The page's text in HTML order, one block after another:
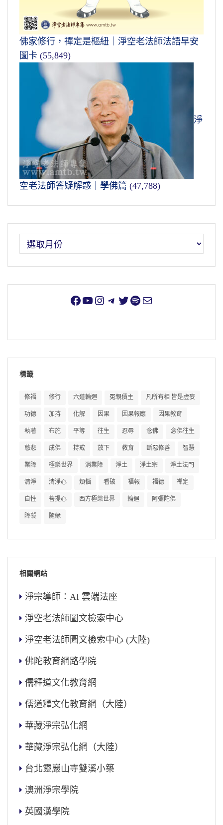
佛家修行，禪定是樞紐｜淨空老法師法語早安
圖卡 (55,849)
淨
空老法師答疑解惑｜學佛篇 (47,788)
標籤
修福 修行 六道輪迴 冤親債主 凡所有相 皆是虛妄
功德 加持 化解 因果 因果報應 因果教育
執著 布施 平等 往生 忍辱 念佛 念佛往生
慈悲 成佛 持戒 放下 教育 斷惡修善 智慧
業障 極樂世界 消業障 淨土 淨土宗 淨土法門
清淨 清淨心 煩惱 看破 福報 福德 禪定
自性 菩提心 西方極樂世界 輪迴 阿彌陀佛
障礙 隨緣
相關網站
淨宗導師：AI 雲端法座
淨空老法師圖文檢索中心
淨空老法師圖文檢索中心 (大陸)
佛陀教育網路學院
儒釋道文化教育網
儒道釋文化教育網（大陸）
華藏淨宗弘化網
華藏淨宗弘化網（大陸）
台北靈巖山寺雙溪小築
澳洲淨宗學院
英國漢學院